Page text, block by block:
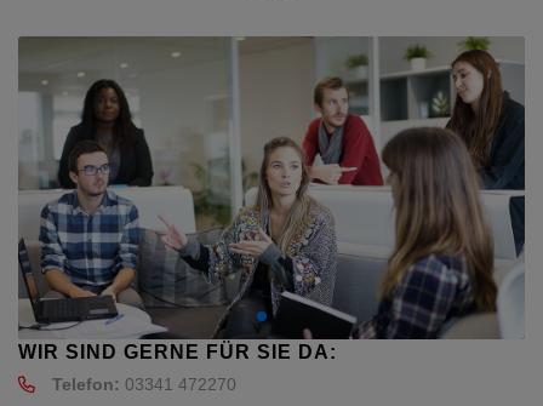
WIR SIND GERNE FÜR SIE DA:
Telefon: 03341 472270